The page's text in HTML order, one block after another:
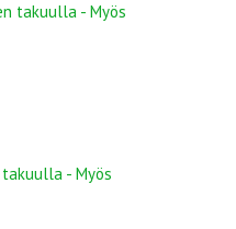
takuulla - Myös
- Myös